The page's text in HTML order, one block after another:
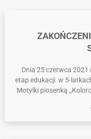
Dnia 25 czerwca
etap edukacji w 5-
Motylki piosenką